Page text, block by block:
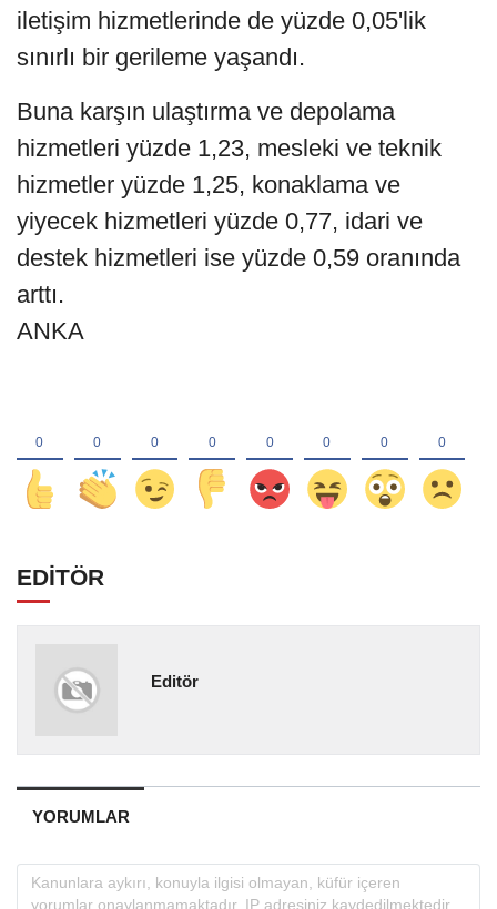
iletişim hizmetlerinde de yüzde 0,05'lik
sınırlı bir gerileme yaşandı.
Buna karşın ulaştırma ve depolama
hizmetleri yüzde 1,23, mesleki ve teknik
hizmetler yüzde 1,25, konaklama ve
yiyecek hizmetleri yüzde 0,77, idari ve
destek hizmetleri ise yüzde 0,59 oranında
arttı.
ANKA
EDİTÖR
Editör
YORUMLAR